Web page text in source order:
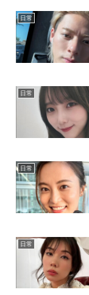
日常
日常
日常
日常